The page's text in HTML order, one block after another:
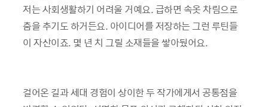
저는 사회생활하기 어려울 거예요. 급하면 속옷 차림으로
춤을 추기도 하거든요. 아이디어를 저장하는 그런 루틴들
이 자산이죠. 몇 년 치 그릴 소재들을 쌓아뒀어요.
걸어온 길과 세대 경험이 상이한 두 작가에게서 공통점을